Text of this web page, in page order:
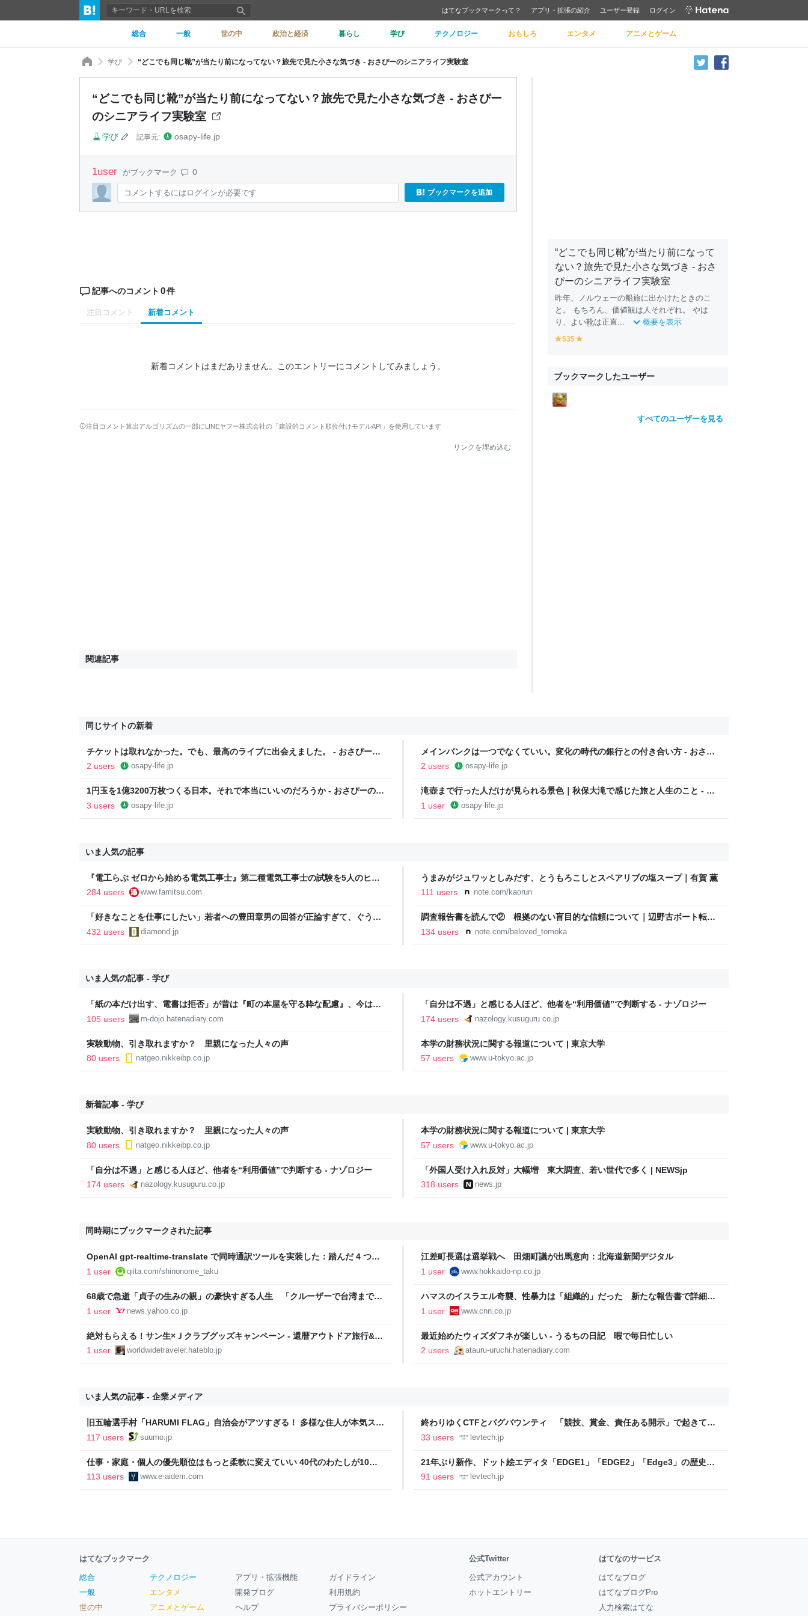
はてなブックマークって？ アプリ・拡張の紹介 ユーザー登録 ログイン
総合 一般 世の中 政治と経済 暮らし 学び テクノロジー おもしろ エンタメ アニメとゲーム
学び “どこでも同じ靴”が当たり前になってない？旅先で見た小さな気づき - おさぴーのシニアライフ実験室
“どこでも同じ靴”が当たり前になってない？旅先で見た小さな気づき - おさぴー
のシニアライフ実験室
学び 記事元: osapy-life.jp
1user がブックマーク 0
コメントするにはログインが必要です ブックマークを追加
記事へのコメント 0件
注目コメント 新着コメント
新着コメントはまだありません。 このエントリーにコメントしてみましょう。
注目コメント算出アルゴリズムの一部にLINEヤフー株式会社の「建設的コメント順位付けモデルAPI」を使用しています
リンクを埋め込む
関連記事
“どこでも同じ靴”が当たり前になって
ない？旅先で見た小さな気づき - おさ
ぴーのシニアライフ実験室
昨年、ノルウェーの船旅に出かけたときのこ
と。 もちろん、価値観は人それぞれ。 やは
り、よい靴は正直... 概要を表示
y
o
w
535
o
ブックマークしたユーザー
すべてのユーザーを見る
同じサイトの新着
チケットは取れなかった。でも、最高のライブに出会えました。 - おさぴーの
シニアライフ実験室
2 users osapy-life.jp
メインバンクは一つでなくていい。変化の時代の銀行との付き合い方 - おさぴ
ーのシニアライフ実験室
2 users osapy-life.jp
1円玉を1億3200万枚つくる日本。それで本当にいいのだろうか - おさぴーのシ
ニアライフ実験室
3 users osapy-life.jp
滝壺まで行った人だけが見られる景色｜秋保大滝で感じた旅と人生のこと - お
さぴーのシニアライフ実験室
1 user osapy-life.jp
いま人気の記事
『電工らぶ ゼロから始める電気工事士』第二種電気工事士の試験を5人のヒロ
インと勉強。青春しながら“過去問1000問”や“本番形式CBT模擬試験”で本格的
284 users www.famitsu.com
うまみがジュワッとしみだす、とうもろこしとスペアリブの塩スープ｜有賀 薫
111 users
note.com/kaorun
「好きなことを仕事にしたい」若者への豊田章男の回答が正論すぎて、ぐうの
音も出なかった
432 users diamond.jp
調査報告書を読んで② 根拠のない盲目的な信頼について｜辺野古ボート転覆
事故遺族メモ
134 users note.com/beloved_tomoka
いま人気の記事 - 学び
「紙の本だけ出す、電書は拒否」が昔は『町の本屋を守る粋な配慮』、今は
『差別者』となる…のだろうか？ - INVISIBLE Dojo. ーQUIET &
105 users m-dojo.hatenadiary.com
「自分は不遇」と感じる人ほど、他者を“利用価値”で判断する - ナゾロジー
174 users
nazology.kusuguru.co.jp
実験動物、引き取れますか？ 里親になった人々の声
80 users
natgeo.nikkeibp.co.jp
本学の財務状況に関する報道について | 東京大学
57 users
www.u-tokyo.ac.jp
新着記事 - 学び
実験動物、引き取れますか？ 里親になった人々の声
80 users
natgeo.nikkeibp.co.jp
本学の財務状況に関する報道について | 東京大学
57 users
www.u-tokyo.ac.jp
「自分は不遇」と感じる人ほど、他者を“利用価値”で判断する - ナゾロジー
174 users
nazology.kusuguru.co.jp
「外国人受け入れ反対」大幅増 東大調査、若い世代で多く | NEWSjp
318 users
news.jp
同時期にブックマークされた記事
OpenAI gpt-realtime-translate で同時通訳ツールを実装した：踏んだ 4 つの
罠 - Qiita
1 user qiita.com/shinonome_taku
江差町長選は選挙戦へ 田畑町議が出馬意向：北海道新聞デジタル
1 user
www.hokkaido-np.co.jp
68歳で急逝「貞子の生みの親」の豪快すぎる人生 「クルーザーで台湾まで船
旅」「〆切にうるさい編集者にナイショで大型免許取得」（デイリー新潮） -
1 user news.yahoo.co.jp
ハマスのイスラエル奇襲、性暴力は「組織的」だった 新たな報告書で詳細が
判明
1 user www.cnn.co.jp
絶対もらえる！サン生×Ｊクラブグッズキャンペーン - 還暦アウトドア旅行&日
常備忘録
1 user worldwidetraveler.hateblo.jp
最近始めたウィズダフネが楽しい - うるちの日記 暇で毎日忙しい
2 users
atauru-uruchi.hatenadiary.com
いま人気の記事 - 企業メディア
旧五輪選手村「HARUMI FLAG」自治会がアツすぎる！ 多様な住人が本気スキ
ルで挑む、盆踊り2万人集客や交通改善など“街の価値向上”戦略 東京・中央
117 users suumo.jp
終わりゆくCTFとバグバウンティ 「競技、賞金、責任ある開示」で起きてい
ること【フォーカス】 - レバテックLAB
33 users levtech.jp
仕事・家庭・個人の優先順位はもっと柔軟に変えていい 40代のわたしが10年
後の自分に伝えたいこと - りっすん by イーアイデム
113 users www.e-aidem.com
21年ぶり新作、ドット絵エディタ「EDGE1」「EDGE2」「Edge3」の歴史に
ついて作者に聞く【フォーカス】 - レバテックLAB
91 users levtech.jp
はてなブックマーク
総合
一般
世の中
テクノロジー
エンタメ
アニメとゲーム
アプリ・拡張機能
開発ブログ
ヘルプ
ガイドライン
利用規約
プライバシーポリシー
公式Twitter
公式アカウント
ホットエントリー
はてなのサービス
はてなブログ
はてなブログPro
人力検索はてな